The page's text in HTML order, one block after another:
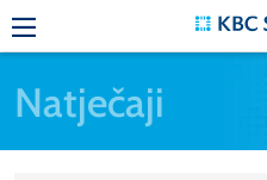
Natječaji